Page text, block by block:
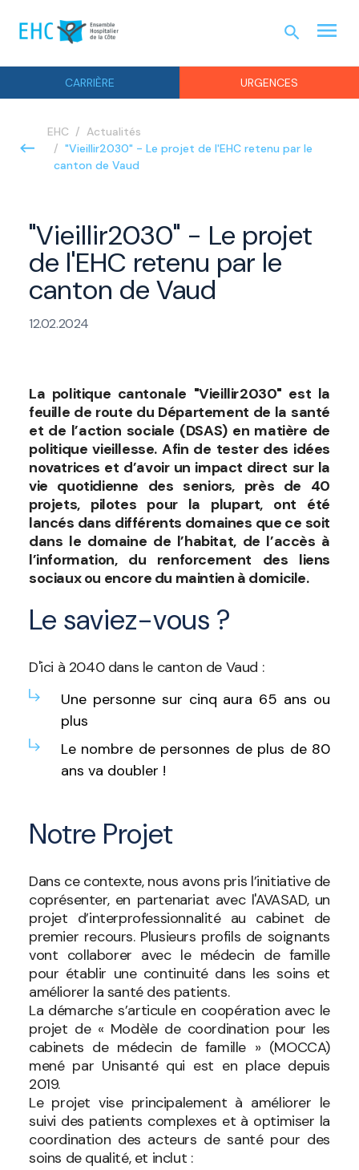
CARRIÈRE URGENCES
search menu
EHC
Actualités
"Vieillir2030" - Le projet de l'EHC retenu par le
canton de Vaud
"Vieillir2030" - Le projet
de l'EHC retenu par le
canton de Vaud
12.02.2024
La politique cantonale "Vieillir2030" est la
feuille de route du Département de la santé
et de l’action sociale (DSAS) en matière de
politique vieillesse. Afin de tester des idées
novatrices et d’avoir un impact direct sur la
vie quotidienne des seniors, près de 40
projets, pilotes pour la plupart, ont été
lancés dans différents domaines que ce soit
dans le domaine de l’habitat, de l’accès à
l’information, du renforcement des liens
sociaux ou encore du maintien à domicile.
Le saviez-vous ?
D'ici à 2040 dans le canton de Vaud :
Une personne sur cinq aura 65 ans ou
plus
Le nombre de personnes de plus de 80
ans va doubler !
Notre Projet
Dans ce contexte, nous avons pris l’initiative de
coprésenter, en partenariat avec l'AVASAD, un
projet d’interprofessionnalité au cabinet de
premier recours. Plusieurs profils de soignants
vont collaborer avec le médecin de famille
pour établir une continuité dans les soins et
améliorer la santé des patients.
La démarche s’articule en coopération avec le
projet de « Modèle de coordination pour les
cabinets de médecin de famille » (MOCCA)
mené par Unisanté qui est en place depuis
2019.
Le projet vise principalement à améliorer le
suivi des patients complexes et à optimiser la
coordination des acteurs de santé pour des
soins de qualité, et inclut :